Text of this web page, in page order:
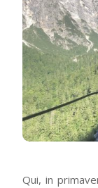
Qui, in